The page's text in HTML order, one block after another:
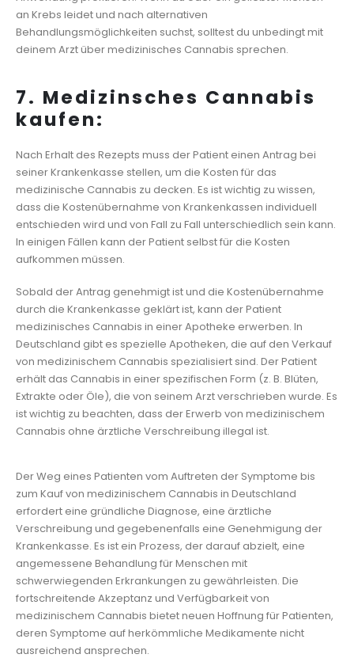
an Krebs leidet und nach alternativen
Behandlungsmöglichkeiten suchst, solltest du unbedingt mit
deinem Arzt über medizinisches Cannabis sprechen.
7. Medizinsches Cannabis
kaufen:
Nach Erhalt des Rezepts muss der Patient einen Antrag bei
seiner Krankenkasse stellen, um die Kosten für das
medizinische Cannabis zu decken. Es ist wichtig zu wissen,
dass die Kostenübernahme von Krankenkassen individuell
entschieden wird und von Fall zu Fall unterschiedlich sein kann.
In einigen Fällen kann der Patient selbst für die Kosten
aufkommen müssen.
Sobald der Antrag genehmigt ist und die Kostenübernahme
durch die Krankenkasse geklärt ist, kann der Patient
medizinisches Cannabis in einer Apotheke erwerben. In
Deutschland gibt es spezielle Apotheken, die auf den Verkauf
von medizinischem Cannabis spezialisiert sind. Der Patient
erhält das Cannabis in einer spezifischen Form (z. B. Blüten,
Extrakte oder Öle), die von seinem Arzt verschrieben wurde. Es
ist wichtig zu beachten, dass der Erwerb von medizinischem
Cannabis ohne ärztliche Verschreibung illegal ist.
Der Weg eines Patienten vom Auftreten der Symptome bis
zum Kauf von medizinischem Cannabis in Deutschland
erfordert eine gründliche Diagnose, eine ärztliche
Verschreibung und gegebenenfalls eine Genehmigung der
Krankenkasse. Es ist ein Prozess, der darauf abzielt, eine
angemessene Behandlung für Menschen mit
schwerwiegenden Erkrankungen zu gewährleisten. Die
fortschreitende Akzeptanz und Verfügbarkeit von
medizinischem Cannabis bietet neuen Hoffnung für Patienten,
deren Symptome auf herkömmliche Medikamente nicht
ausreichend ansprechen.